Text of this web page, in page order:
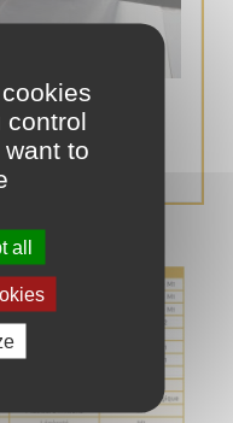
double
control
to
all